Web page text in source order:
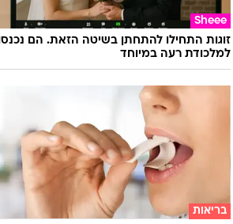
Sheee
זוגות התחילו להתחתן בשיטה הזאת. הם נכנסו
למלכודת רעה במיוחד
בריאות